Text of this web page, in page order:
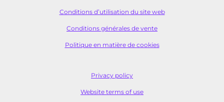
Conditions d’utilisation du site web
Conditions générales de vente
Politique en matière de cookies
Privacy policy
Website terms of use